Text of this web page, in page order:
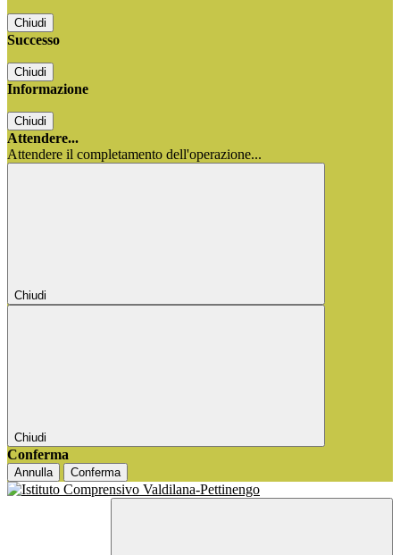
Chiudi
Successo
Chiudi
Informazione
Chiudi
Attendere...
Attendere il completamento dell'operazione...
Chiudi
Chiudi
Conferma
Annulla Conferma